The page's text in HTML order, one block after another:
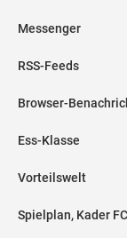
Messenger
RSS-Feeds
Browser-
Ess-Klasse
Vorteilswelt
Spielplan, Kader